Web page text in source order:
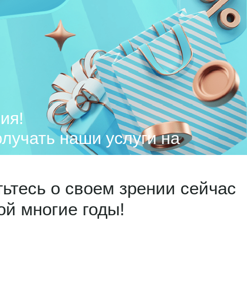
наши услуги на
о своем зрении сейчас
многие годы!